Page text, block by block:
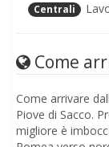
Centrali
Come
Come arrivare dall'autostrada A4 Provenendo dall'autostrada A4
Piove di Sacco. Proseguite verso Chioggia, al bivio seguite le indicazioni mare e Sottomarina. Come arrivare da Nord Il percorso
migliore è imboccare la